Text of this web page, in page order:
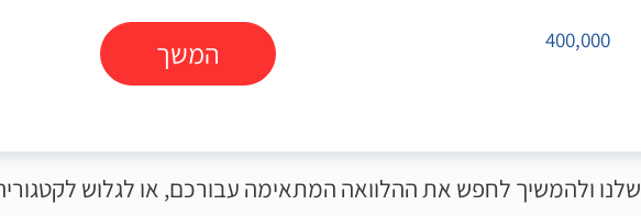
400,000 המשך
שלנו ולהמשיך לחפש את ההלוואה המתאימה עבורכם, או לגלוש